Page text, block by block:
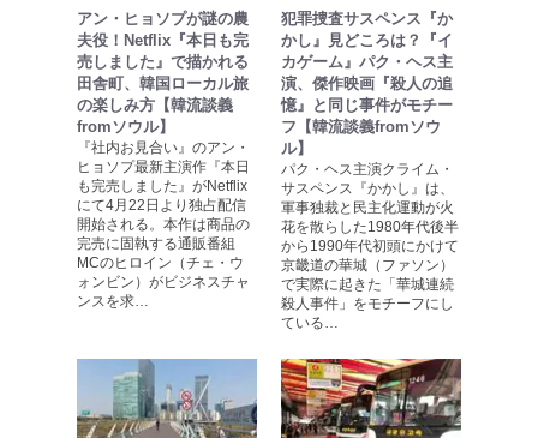
アン・ヒョソプが謎の農
夫役！Netflix『本日も完
売しました』で描かれる
田舎町、韓国ローカル旅
の楽しみ方【韓流談義
fromソウル】
『社内お見合い』のアン・
ヒョソプ最新主演作『本日
も完売しました』がNetflix
にて4月22日より独占配信
開始される。本作は商品の
完売に固執する通販番組
МCのヒロイン（チェ・ウ
ォンビン）がビジネスチャ
ンスを求…
犯罪捜査サスペンス『か
かし』見どころは？『イ
カゲーム』パク・ヘス主
演、傑作映画『殺人の追
憶』と同じ事件がモチー
フ【韓流談義fromソウ
ル】
パク・ヘス主演クライム・
サスペンス『かかし』は、
軍事独裁と民主化運動が火
花を散らした1980年代後半
から1990年代初頭にかけて
京畿道の華城（ファソン）
で実際に起きた「華城連続
殺人事件」をモチーフにし
ている…